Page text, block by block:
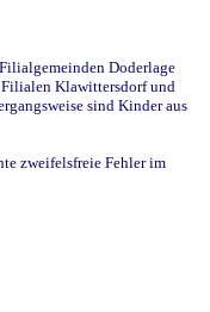
Doderlage
Filialen Klawittersdorf und
sind Kinder aus
zweifelsfreie Fehler im